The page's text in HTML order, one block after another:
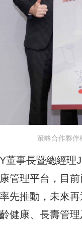
策略合作夥伴
董事長暨總經理
管理平台，目
先推動，未來
健康、長壽管理